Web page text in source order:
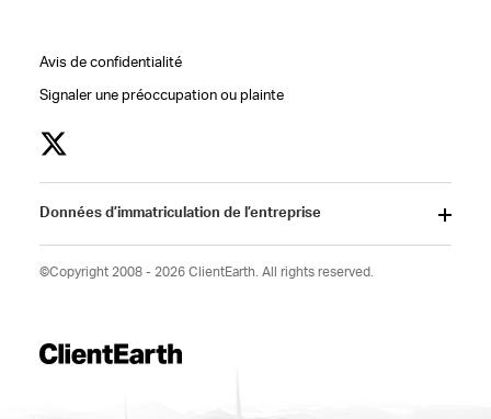
Avis de confidentialité
Signaler une préoccupation ou plainte
Données d’immatriculation de l’entreprise
©Copyright 2008 - 2026 ClientEarth. All rights reserved.